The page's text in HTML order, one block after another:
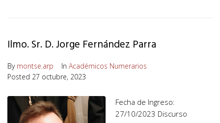
Ilmo. Sr. D. Jorge Fernández Parra
By montse.arp In Académicos Numerarios
Posted 27 octubre, 2023
Fecha de Ingreso:
27/10/2023 Discurso